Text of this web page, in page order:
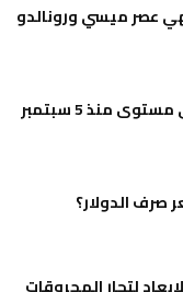
عصر ميسي ورونالدو
أسعار النفط تصعد إلى أعلى مستوى منذ 5 سبتمبر
الدولار؟